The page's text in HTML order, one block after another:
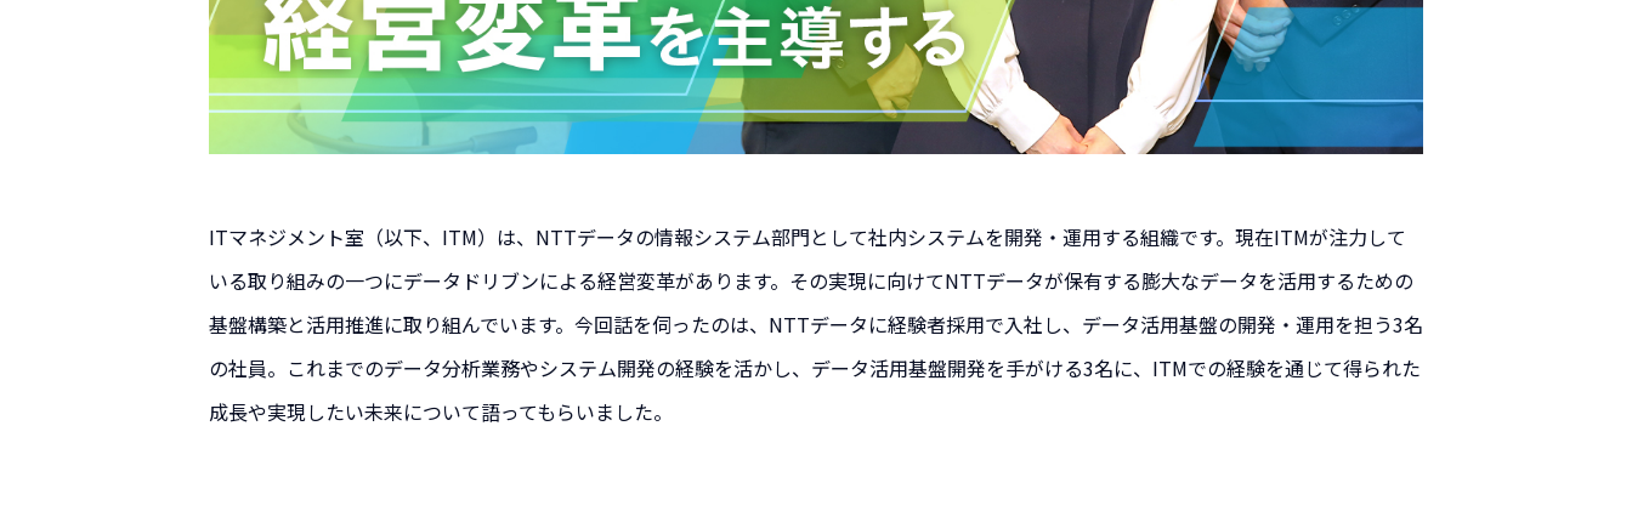
ITマネジメント室（以下、ITM）は、NTTデータの情報システム部門として社内システムを開発・運用する組織です。現在ITMが注力して
いる取り組みの一つにデータドリブンによる経営変革があります。その実現に向けてNTTデータが保有する膨大なデータを活用するための
基盤構築と活用推進に取り組んでいます。今回話を伺ったのは、NTTデータに経験者採用で入社し、データ活用基盤の開発・運用を担う3名
の社員。これまでのデータ分析業務やシステム開発の経験を活かし、データ活用基盤開発を手がける3名に、ITMでの経験を通じて得られた
成長や実現したい未来について語ってもらいました。